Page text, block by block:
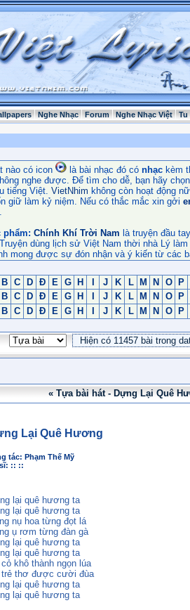
Nghe Nhạc Forum Nghe Nhạc Việt Tu
nào có icon là bài nhạc đó có nhạc kèm
nghe được. Để tìm cho dễ, bạn hãy
tiếng Việt. VietNhim không còn hoạt động
giữ làm kỷ niệm. Nếu có thắc mắc xin gởi
phẩm: Chính Khí Trời Nam là truyện đầu
dùng lịch sử Việt Nam thời nhà Lý
mong được sự đón nhận và ý kiến từ các
B C D Đ E G H J K L M N O P
B C D Đ E G H J K L M N O P
B C D Đ E G H J K L M N O P
« Tựa bài hát - Dựng Lại Quê
Lại Quê Hương
tác: Phạm Thế Mỹ
:: ::
lại quê hương ta
lại quê hương ta
nụ hoa từng đọt lá
ụ rơm từng đàn gà
lại quê hương ta
lại quê hương ta
khô thành ngọn lúa
thơ được cười đùa
lại quê hương ta
lại quê hương ta